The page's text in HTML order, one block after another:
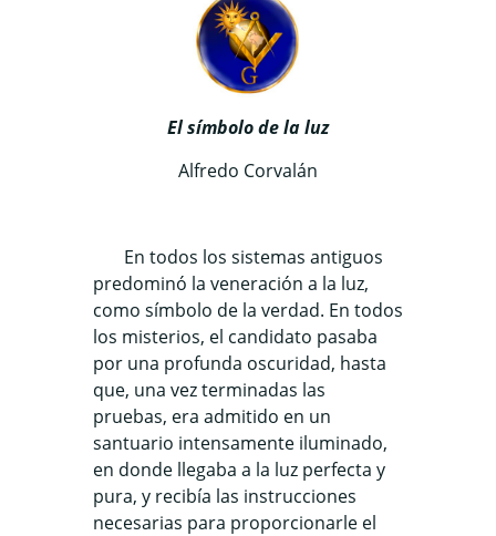
El símbolo de la luz
Alfredo Corvalán
En todos los sistemas antiguos
predominó la veneración a la luz,
como símbolo de la verdad. En todos
los misterios, el candidato pasaba
por una profunda oscuridad, hasta
que, una vez terminadas las
pruebas, era admitido en un
santuario intensamente iluminado,
en donde llegaba a la luz perfecta y
pura, y recibía las instrucciones
necesarias para proporcionarle el